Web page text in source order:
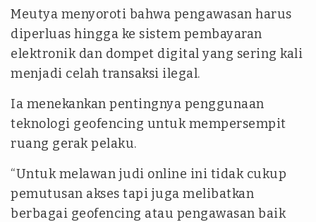
Meutya menyoroti bahwa pengawasan harus
diperluas hingga ke sistem pembayaran
elektronik dan dompet digital yang sering kali
menjadi celah transaksi ilegal.
Ia menekankan pentingnya penggunaan
teknologi geofencing untuk mempersempit
ruang gerak pelaku.
“Untuk melawan judi online ini tidak cukup
pemutusan akses tapi juga melibatkan
berbagai geofencing atau pengawasan baik